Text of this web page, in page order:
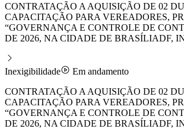
CONTRATAÇÃO A AQUISIÇÃO DE 02
CAPACITAÇÃO PARA VEREADORES,
“GOVERNANÇA E CONTROLE DE
DE 2026, NA CIDADE DE BRASÍLIADF,
Inexigibilidade
Em andamento
CONTRATAÇÃO A AQUISIÇÃO DE 02
CAPACITAÇÃO PARA VEREADORES,
“GOVERNANÇA E CONTROLE DE
DE 2026, NA CIDADE DE BRASÍLIADF,